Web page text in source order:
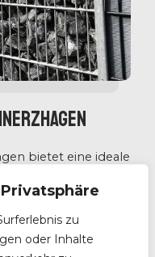
zu
oder Inhalte
bietet eine ideale
Industriezäune
und
Zutritt.